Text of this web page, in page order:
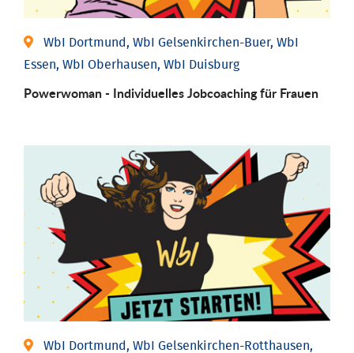
WbI Dortmund, WbI Gelsenkirchen-Buer, WbI
Essen, WbI Oberhausen, WbI Duisburg
Powerwoman - Individu­elles Job­coaching für Frauen
WbI Dortmund, WbI Gelsenkirchen-Rotthausen,